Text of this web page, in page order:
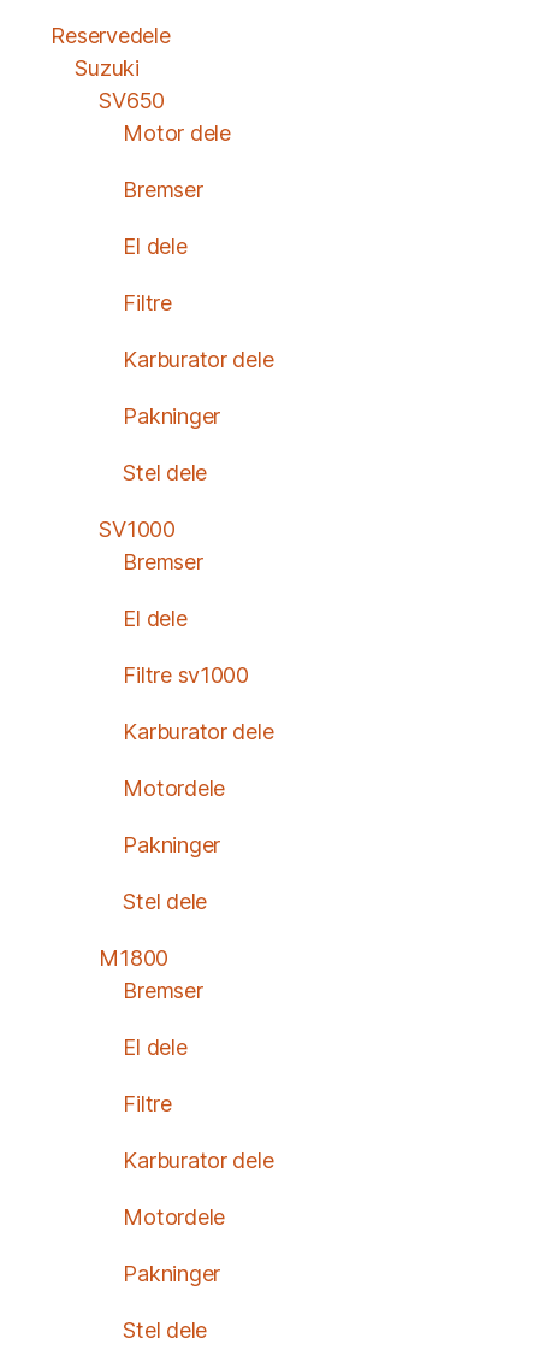
Reservedele
Suzuki
SV650
Motor dele
Bremser
El dele
Filtre
Karburator dele
Pakninger
Stel dele
SV1000
Bremser
El dele
Filtre sv1000
Karburator dele
Motordele
Pakninger
Stel dele
M1800
Bremser
El dele
Filtre
Karburator dele
Motordele
Pakninger
Stel dele